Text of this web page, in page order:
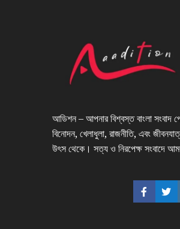
আডিশন – আপনার বিশ্বস্ত বাংলা সংবাদ
বিনোদন, খেলাধুলা, রাজনীতি, এবং
উৎস থেকে। সত্য ও নিরপেক্ষ সংবাদে